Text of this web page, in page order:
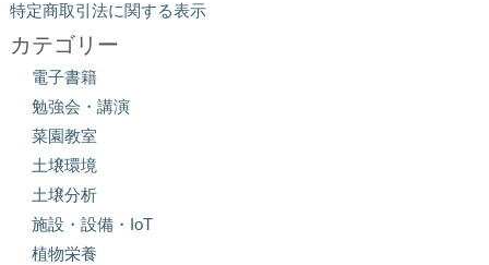
特定商取引法に関する表示
カテゴリー
電子書籍
勉強会・講演
菜園教室
土壌環境
土壌分析
施設・設備・IoT
植物栄養